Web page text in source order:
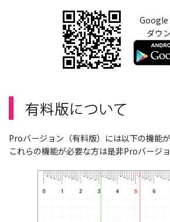
Google
ダウ
Proバージョン（有料版）には以下の機能が
これらの機能が必要な方は是非Proバージ